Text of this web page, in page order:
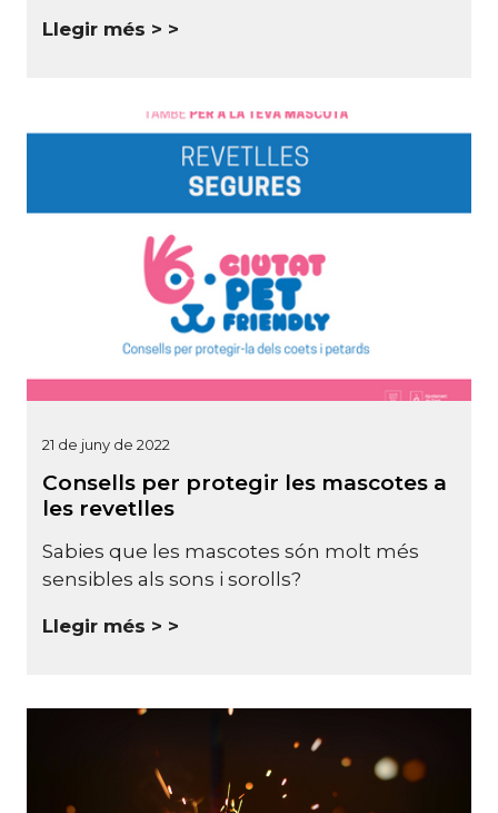
Llegir més >
21 de juny de 2022
Consells per protegir les mascotes a
les revetlles
Sabies que les mascotes són molt més
sensibles als sons i sorolls?
Llegir més >